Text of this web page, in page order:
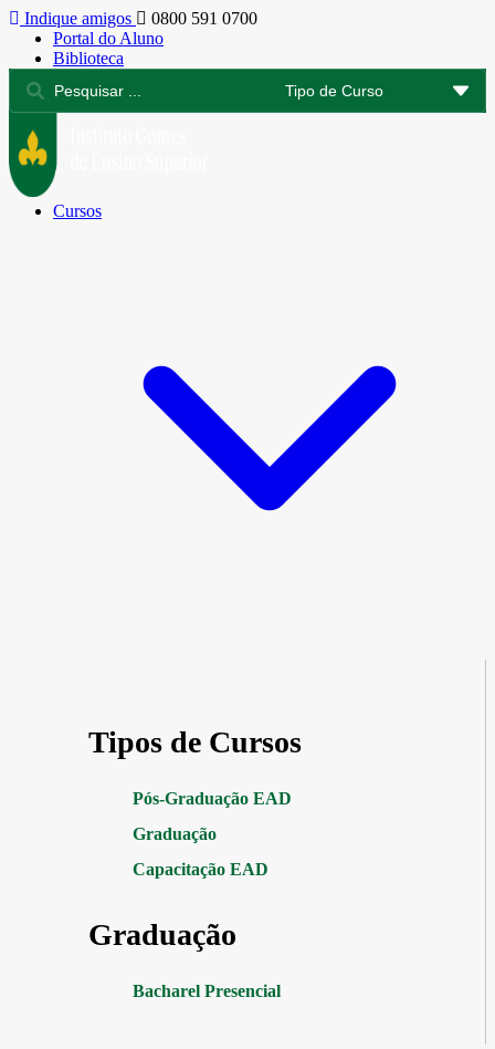
Indique amigos
0800 591 0700
Portal do Aluno
Biblioteca
Cursos
Tipos de Cursos
Pós-Graduação EAD
Graduação
Capacitação EAD
Graduação
Bacharel Presencial